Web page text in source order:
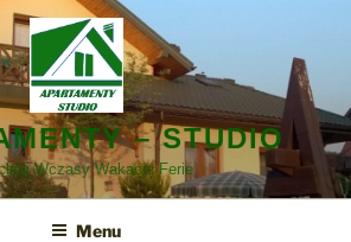
Przejdź
do
treści
– STUDIO
Wczasy Wakacje Ferie
Menu